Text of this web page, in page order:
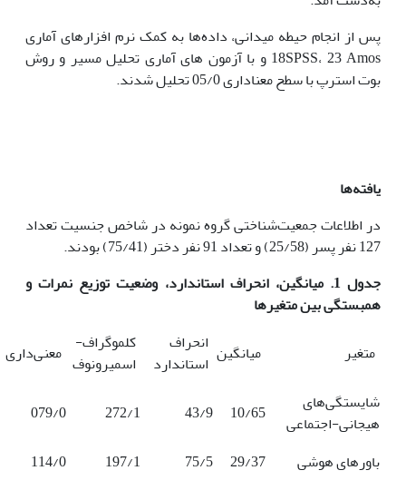
پس از انجام حیطه میدانی، داده‌ها به کمک نرم افزارهای آماری
18SPSS، 23 Amos و با آزمون های آماری تحلیل مسیر و روش
بوت استرپ با سطح معناداری 05/0 تحلیل شدند.
یافته‌ها
در اطلاعات جمعیت‌شناختی گروه نمونه در شاخص جنسیت تعداد
127 نفر پسر (25/58) و تعداد 91 نفر دختر (75/41) بودند.
جدول 1. میانگین، انحراف استاندارد، وضعیت توزیع نمرات و
همبستگی بین متغیرها
متغیر
میانگین انحراف
استاندارد
کلموگراف-
اسمیرونوف معنی‌داری
شایستگی‌های
هیجانی-اجتماعی
10/65
43/9
272/1
079/0
باورهای هوشی
29/37
75/5
197/1
114/0